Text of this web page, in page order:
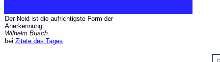
Der Neid ist die aufrichtigste Form der
Anerkennung.
Wilhelm Busch
bei Zitate des Tages